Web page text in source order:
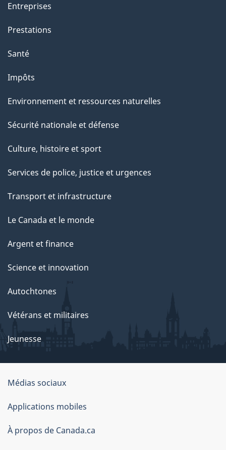
i
o
s
u
c
e
t
e
a
g
Entreprises
Prestations
Santé
Impôts
Environnement et ressources naturelles
Sécurité nationale et défense
Culture, histoire et sport
Services de police, justice et urgences
Transport et infrastructure
Le Canada et le monde
Argent et finance
Science et innovation
Autochtones
Vétérans et militaires
Jeunesse
À
propos
de
Médias sociaux
Applications mobiles
À propos de Canada.ca